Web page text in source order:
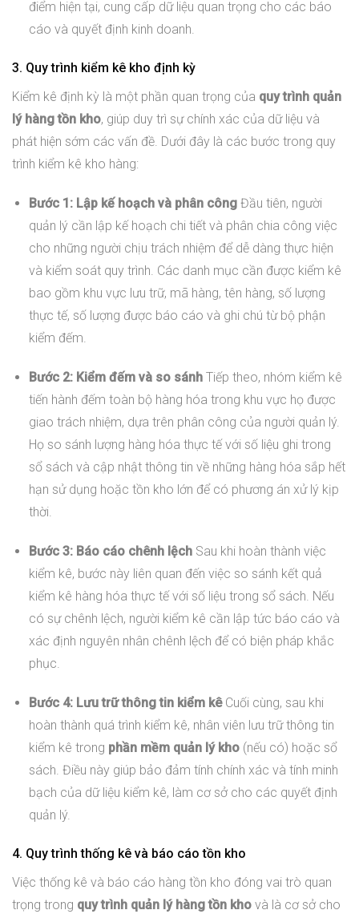
điểm hiện tại, cung cấp dữ liệu quan trọng cho các báo
cáo và quyết định kinh doanh.
3. Quy trình kiểm kê kho định kỳ
Kiểm kê định kỳ là một phần quan trọng của quy trình quản
lý hàng tồn kho, giúp duy trì sự chính xác của dữ liệu và
phát hiện sớm các vấn đề. Dưới đây là các bước trong quy
trình kiểm kê kho hàng:
Bước 1: Lập kế hoạch và phân côngĐầu tiên, người
quản lý cần lập kế hoạch chi tiết và phân chia công việc
cho những người chịu trách nhiệm để dễ dàng thực hiện
và kiểm soát quy trình. Các danh mục cần được kiểm kê
bao gồm khu vực lưu trữ, mã hàng, tên hàng, số lượng
thực tế, số lượng được báo cáo và ghi chú từ bộ phận
kiểm đếm.
Bước 2: Kiểm đếm và so sánhTiếp theo, nhóm kiểm kê
tiến hành đếm toàn bộ hàng hóa trong khu vực họ được
giao trách nhiệm, dựa trên phân công của người quản lý.
Họ so sánh lượng hàng hóa thực tế với số liệu ghi trong
sổ sách và cập nhật thông tin về những hàng hóa sắp hết
hạn sử dụng hoặc tồn kho lớn để có phương án xử lý kịp
thời.
Bước 3: Báo cáo chênh lệchSau khi hoàn thành việc
kiểm kê, bước này liên quan đến việc so sánh kết quả
kiểm kê hàng hóa thực tế với số liệu trong sổ sách. Nếu
có sự chênh lệch, người kiểm kê cần lập tức báo cáo và
xác định nguyên nhân chênh lệch để có biện pháp khắc
phục.
Bước 4: Lưu trữ thông tin kiểm kêCuối cùng, sau khi
hoàn thành quá trình kiểm kê, nhân viên lưu trữ thông tin
kiểm kê trong phần mềm quản lý kho(nếu có) hoặc sổ
sách. Điều này giúp bảo đảm tính chính xác và tính minh
bạch của dữ liệu kiểm kê, làm cơ sở cho các quyết định
quản lý.
4. Quy trình thống kê và báo cáo tồn kho
Việc thống kê và báo cáo hàng tồn kho đóng vai trò quan
trọng trong quy trình quản lý hàng tồn kho và là cơ sở cho